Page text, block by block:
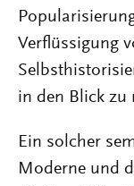
Verflüssigung
in den Blick zu
Ein solcher
Moderne und